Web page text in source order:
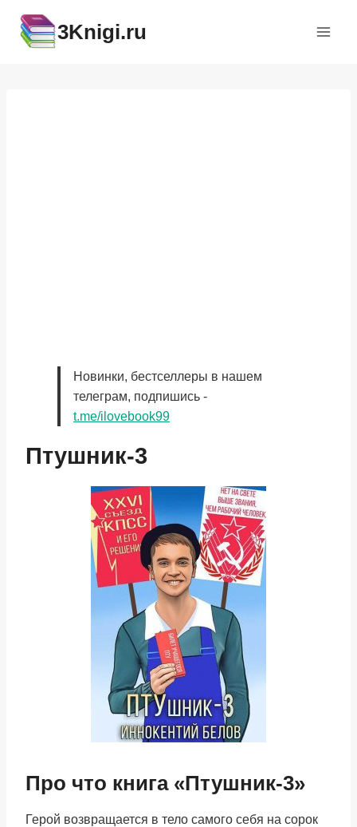
содержимому
3Knigi.ru
Новинки, бестселлеры в нашем
телеграм, подпишись -
t.me/ilovebook99
Птушник-3
Про что книга «Птушник-3»
Герой возвращается в тело самого себя на сорок